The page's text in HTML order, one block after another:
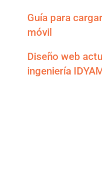
Guía para
móvil
Diseño web
ingeniería